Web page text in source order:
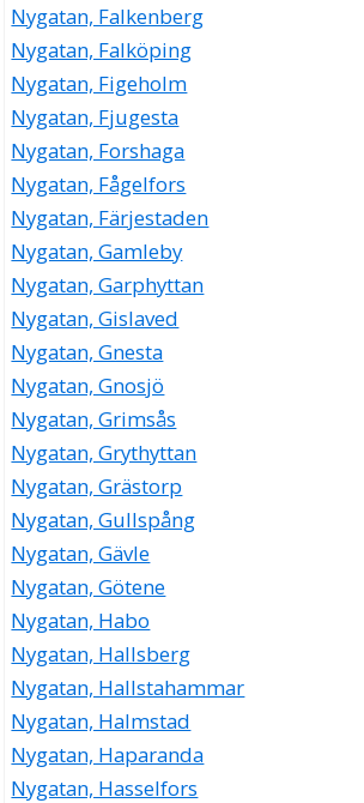
Nygatan, Falkenberg
Nygatan, Falköping
Nygatan, Figeholm
Nygatan, Fjugesta
Nygatan, Forshaga
Nygatan, Fågelfors
Nygatan, Färjestaden
Nygatan, Gamleby
Nygatan, Garphyttan
Nygatan, Gislaved
Nygatan, Gnesta
Nygatan, Gnosjö
Nygatan, Grimsås
Nygatan, Grythyttan
Nygatan, Grästorp
Nygatan, Gullspång
Nygatan, Gävle
Nygatan, Götene
Nygatan, Habo
Nygatan, Hallsberg
Nygatan, Hallstahammar
Nygatan, Halmstad
Nygatan, Haparanda
Nygatan, Hasselfors